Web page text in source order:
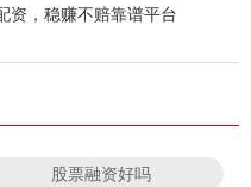
资，稳赚不赔靠谱平台
股票融资好吗